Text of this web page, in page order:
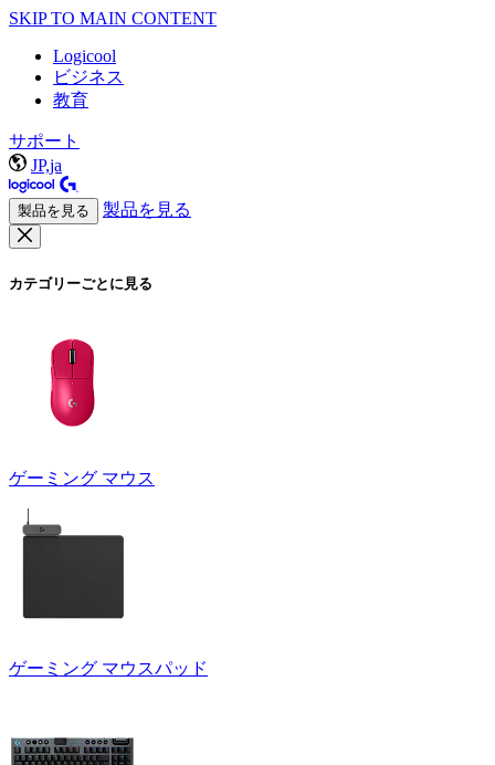
SKIP TO MAIN CONTENT
Logicool
ビジネス
教育
サポート
JP,ja
製品を見る 製品を見る
カテゴリーごとに見る
ゲーミング マウス
ゲーミング マウスパッド